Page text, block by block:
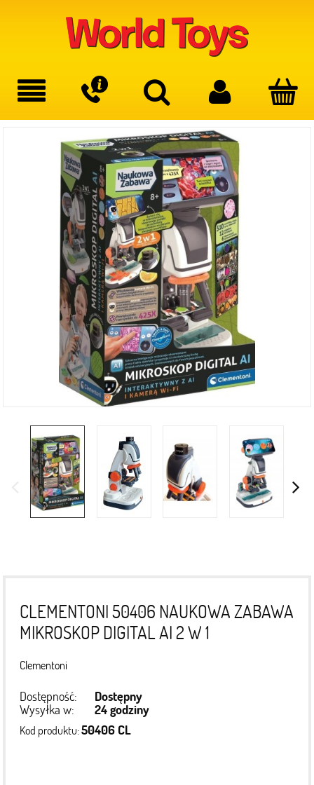
CLEMENTONI 50406 NAUKOWA ZABAWA
MIKROSKOP DIGITAL AI 2 W 1
Clementoni
Dostępność: Dostępny
Wysyłka w: 24 godziny
Kod produktu:50406 CL